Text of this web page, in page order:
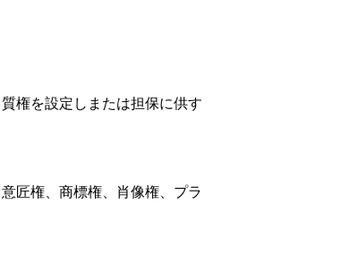
権を設定しまたは担保に供す
匠権、商標権、肖像権、プラ